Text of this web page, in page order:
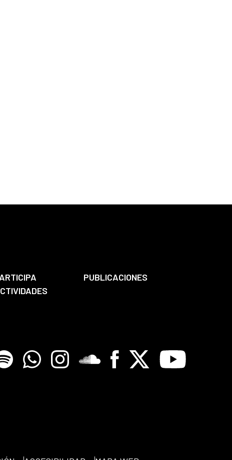
PUBLICACIONES
WhatsappInstagramSoundcloreFacebook
X Youtube